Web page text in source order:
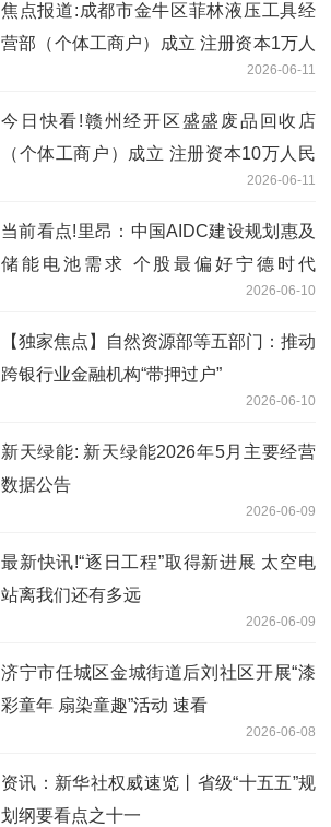
焦点报道:成都市金牛区菲林液压工具经
营部（个体工商户）成立 注册资本1万人
2026-06-11
今日快看!赣州经开区盛盛废品回收店
（个体工商户）成立 注册资本10万人民
2026-06-11
当前看点!里昂：中国AIDC建设规划惠及
储能电池需求 个股最偏好宁德时代
2026-06-10
【独家焦点】自然资源部等五部门：推动
跨银行业金融机构“带押过户”
2026-06-10
新天绿能: 新天绿能2026年5月主要经营
数据公告
2026-06-09
最新快讯!“逐日工程”取得新进展 太空电
站离我们还有多远
2026-06-09
济宁市任城区金城街道后刘社区开展“漆
彩童年 扇染童趣”活动 速看
2026-06-08
资讯：新华社权威速览丨省级“十五五”规
划纲要看点之十一